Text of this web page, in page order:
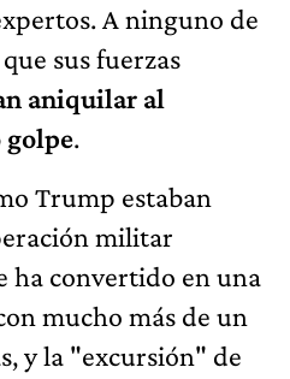
A ninguno de
sus fuerzas
aniquilar al
golpe.
Trump estaban
militar
ha convertido en una
mucho más de un
y la "excursión" de